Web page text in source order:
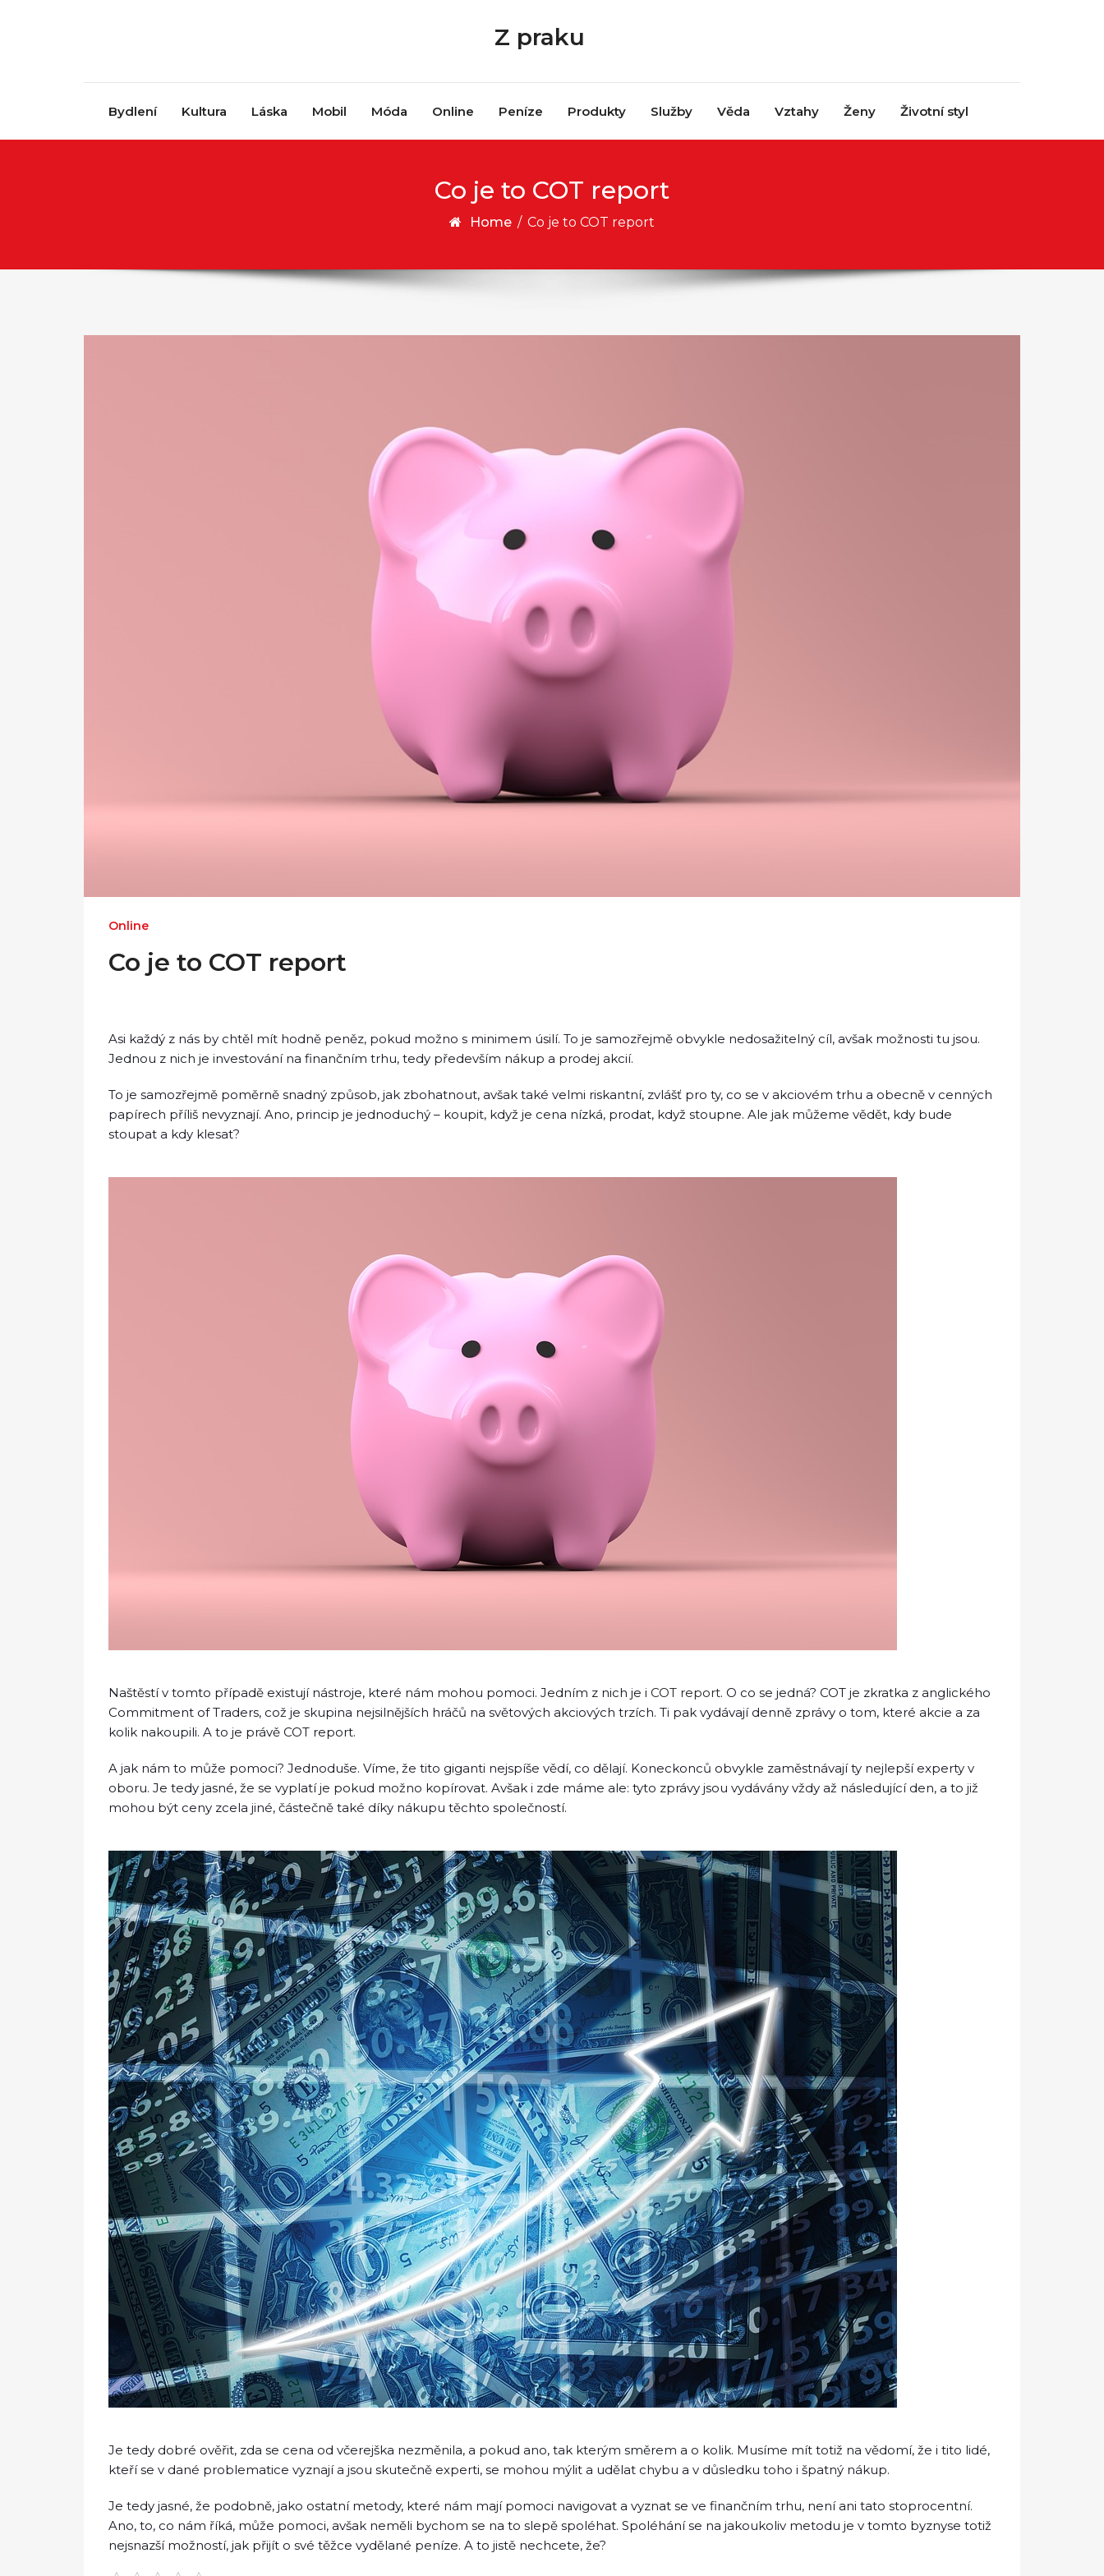
Z praku
Bydlení Kultura Láska Mobil Móda Online Peníze Produkty Služby Věda Vztahy Ženy Životní styl
Co je to COT report
Home / Co je to COT report
Online
Co je to COT report
Asi každý z nás by chtěl mít hodně peněz, pokud možno s minimem úsilí. To je samozřejmě obvykle nedosažitelný cíl, avšak možnosti tu jsou.
Jednou z nich je investování na finančním trhu, tedy především nákup a prodej akcií.
To je samozřejmě poměrně snadný způsob, jak zbohatnout, avšak také velmi riskantní, zvlášť pro ty, co se v akciovém trhu a obecně v cenných
papírech příliš nevyznají. Ano, princip je jednoduchý – koupit, když je cena nízká, prodat, když stoupne. Ale jak můžeme vědět, kdy bude
stoupat a kdy klesat?
Naštěstí v tomto případě existují nástroje, které nám mohou pomoci. Jedním z nich je i COT report. O co se jedná? COT je zkratka z anglického
Commitment of Traders, což je skupina nejsilnějších hráčů na světových akciových trzích. Ti pak vydávají denně zprávy o tom, které akcie a za
kolik nakoupili. A to je právě COT report.
A jak nám to může pomoci? Jednoduše. Víme, že tito giganti nejspíše vědí, co dělají. Koneckonců obvykle zaměstnávají ty nejlepší experty v
oboru. Je tedy jasné, že se vyplatí je pokud možno kopírovat. Avšak i zde máme ale: tyto zprávy jsou vydávány vždy až následující den, a to již
mohou být ceny zcela jiné, částečně také díky nákupu těchto společností.
Je tedy dobré ověřit, zda se cena od včerejška nezměnila, a pokud ano, tak kterým směrem a o kolik. Musíme mít totiž na vědomí, že i tito lidé,
kteří se v dané problematice vyznají a jsou skutečně experti, se mohou mýlit a udělat chybu a v důsledku toho i špatný nákup.
Je tedy jasné, že podobně, jako ostatní metody, které nám mají pomoci navigovat a vyznat se ve finančním trhu, není ani tato stoprocentní.
Ano, to, co nám říká, může pomoci, avšak neměli bychom se na to slepě spoléhat. Spoléhání se na jakoukoliv metodu je v tomto byznyse totiž
nejsnazší možností, jak přijít o své těžce vydělané peníze. A to jistě nechcete, že?